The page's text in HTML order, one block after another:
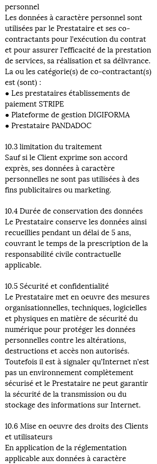
personnel
Les données à caractère personnel sont
utilisées par le Prestataire et ses co-
contractants pour l’exécution du contrat
et pour assurer l’efficacité de la prestation
de services, sa réalisation et sa délivrance.
La ou les catégorie(s) de co-contractant(s)
est (sont) :
● Les prestataires établissements de
paiement STRIPE
● Plateforme de gestion DIGIFORMA
● Prestataire PANDADOC
10.3 limitation du traitement
Sauf si le Client exprime son accord
exprès, ses données à caractère
personnelles ne sont pas utilisées à des
fins publicitaires ou marketing.
10.4 Durée de conservation des données
Le Prestataire conserve les données ainsi
recueillies pendant un délai de 5 ans,
couvrant le temps de la prescription de la
responsabilité civile contractuelle
applicable.
10.5 Sécurité et confidentialité
Le Prestataire met en oeuvre des mesures
organisationnelles, techniques, logicielles
et physiques en matière de sécurité du
numérique pour protéger les données
personnelles contre les altérations,
destructions et accès non autorisés.
Toutefois il est à signaler qu’Internet n’est
pas un environnement complètement
sécurisé et le Prestataire ne peut garantir
la sécurité de la transmission ou du
stockage des informations sur Internet.
10.6 Mise en oeuvre des droits des Clients
et utilisateurs
En application de la réglementation
applicable aux données à caractère